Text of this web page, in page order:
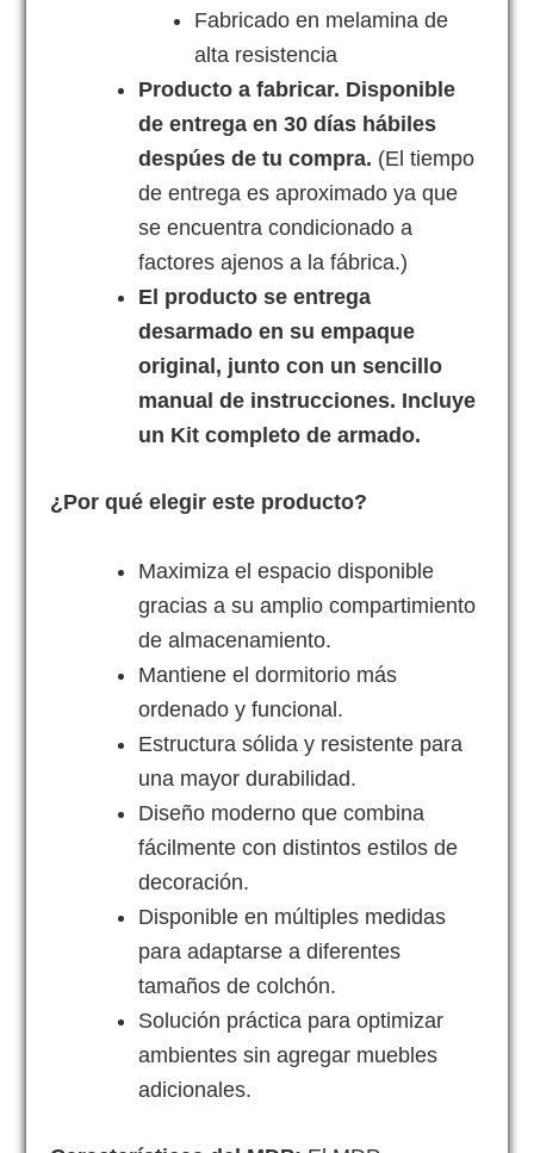
Fabricado en melamina de
alta resistencia
Producto a fabricar. Disponible
de entrega en 30 días hábiles
despúes de tu compra. (El tiempo
de entrega es aproximado ya que
se encuentra condicionado a
factores ajenos a la fábrica.)
El producto se entrega
desarmado en su empaque
original, junto con un sencillo
manual de instrucciones. Incluye
un Kit completo de armado.
¿Por qué elegir este producto?
Maximiza el espacio disponible
gracias a su amplio compartimiento
de almacenamiento.
Mantiene el dormitorio más
ordenado y funcional.
Estructura sólida y resistente para
una mayor durabilidad.
Diseño moderno que combina
fácilmente con distintos estilos de
decoración.
Disponible en múltiples medidas
para adaptarse a diferentes
tamaños de colchón.
Solución práctica para optimizar
ambientes sin agregar muebles
adicionales.